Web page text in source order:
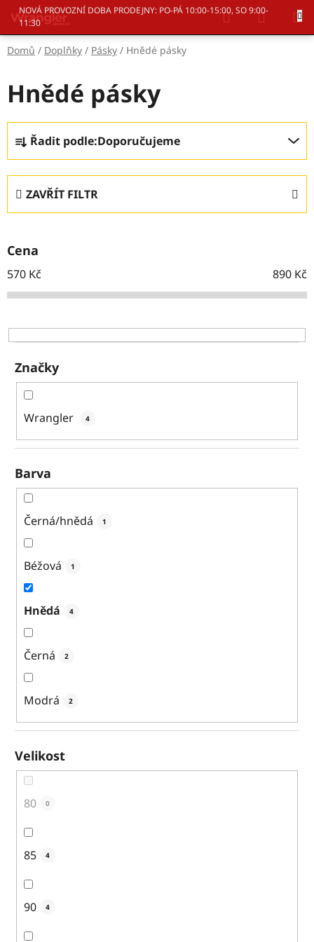
Přejít
obsah
NOVÁ PROVOZNÍ DOBA PRODEJNY: PO-PÁ 10:00-15:00, SO 9:00-
11:30
Hledat
KOŠÍK
Domů / Doplňky / Pásky / Hnědé pásky
Hnědé pásky
Ř
a
z
n
r
o
d
k
t
ů
Řadit podle:Doporučujeme
ZAVŘÍT FILTR
Cena
570 Kč 890 Kč
Značky
Wrangler 4
Barva
Černá/hnědá 1
Béžová 1
Hnědá 4
Černá 2
Modrá 2
Velikost
80 0
85 4
90 4